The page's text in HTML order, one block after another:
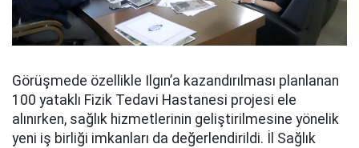
Görüşmede özellikle Ilgın’a kazandırılması planlanan
100 yataklı Fizik Tedavi Hastanesi projesi ele
alınırken, sağlık hizmetlerinin geliştirilmesine yönelik
yeni iş birliği imkanları da değerlendirildi. İl Sağlık